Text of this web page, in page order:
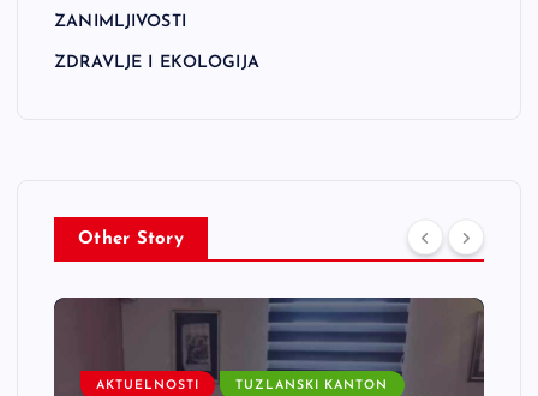
ZANIMLJIVOSTI
ZDRAVLJE I EKOLOGIJA
Other Story
AKTUELNOSTI TUZLANSKI KANTON